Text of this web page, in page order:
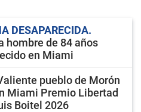
DESAPARECIDA
hombre de 84 años
en Miami
pueblo de Morón
Miami Premio Libertad
Boitel 2026